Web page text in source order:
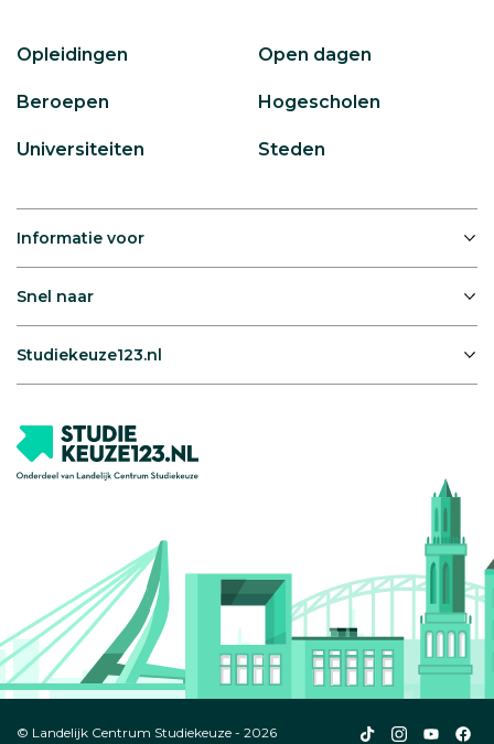
Opleidingen Open dagen
Beroepen Hogescholen
Universiteiten Steden
Informatie voor
Snel naar
Studiekeuze123.nl
© Landelijk Centrum Studiekeuze - 2026 Studiekeuze123